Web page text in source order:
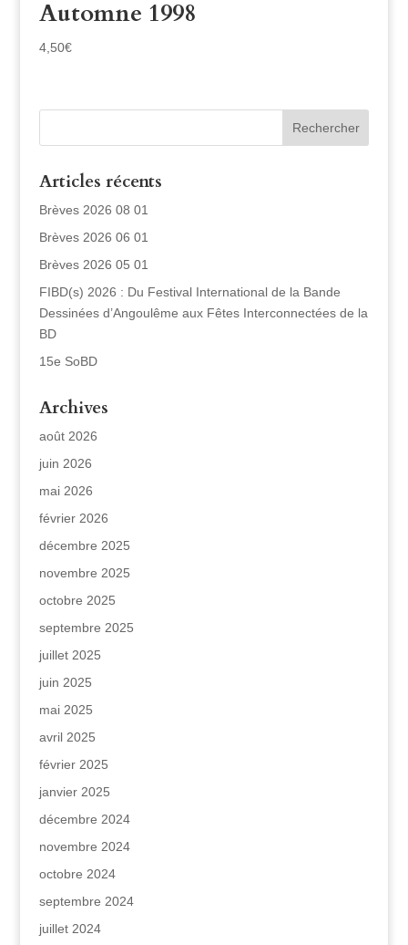
Automne 1998
4,50€
Articles récents
Brèves 2026 08 01
Brèves 2026 06 01
Brèves 2026 05 01
FIBD(s) 2026 : Du Festival International de la Bande
Dessinées d’Angoulême aux Fêtes Interconnectées de la
BD
15e SoBD
Archives
août 2026
juin 2026
mai 2026
février 2026
décembre 2025
novembre 2025
octobre 2025
septembre 2025
juillet 2025
juin 2025
mai 2025
avril 2025
février 2025
janvier 2025
décembre 2024
novembre 2024
octobre 2024
septembre 2024
juillet 2024